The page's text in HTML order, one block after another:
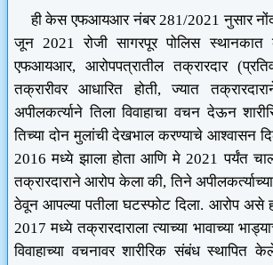
ही केस एफआयआर नंबर 281/2021 नुसार
जून 2021 रोजी सागरपूर पोलिस स्थानकात
एफआयआर, आरोपपत्रातील तक्रारदार
तक्रारीवर आधारित होती, ज्यात
अपीलकर्त्याने तिला विवाहाचा वचन देऊन
तिच्या दोन मुलांची देखभाल करण्याचे आश्वासन
2016 मध्ये झाला होता आणि मे 2021 पर्यंत
तक्रारदाराने आरोप केला की, तिने
ठेवून आपल्या पतीला घटस्फोट दिला. आरोप असे
2017 मध्ये तक्रारदाराला त्याच्या भावाच्या
विवाहाच्या वचनावर शारीरिक संबंध स्थापित